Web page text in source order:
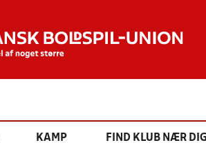
KAMP FIND KLUB NÆR